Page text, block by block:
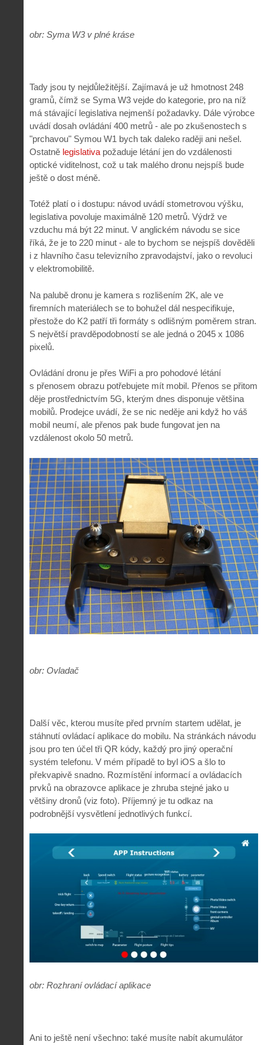
obr: Syma W3 v plné kráse
Tady jsou ty nejdůležitější. Zajímavá je už hmotnost 248
gramů, čímž se Syma W3 vejde do kategorie, pro na níž
má stávající legislativa nejmenší požadavky. Dále výrobce
uvádí dosah ovládání 400 metrů - ale po zkušenostech s
"prchavou" Symou W1 bych tak daleko raději ani nešel.
Ostatně legislativa požaduje létání jen do vzdálenosti
optické viditelnost, což u tak malého dronu nejspíš bude
ještě o dost méně.
Totéž platí o i dostupu: návod uvádí stometrovou výšku,
legislativa povoluje maximálně 120 metrů. Výdrž ve
vzduchu má být 22 minut. V anglickém návodu se sice
říká, že je to 220 minut - ale to bychom se nejspíš dověděli
i z hlavního času televizního zpravodajství, jako o revoluci
v elektromobilitě.
Na palubě dronu je kamera s rozlišením 2K, ale ve
firemních materiálech se to bohužel dál nespecifikuje,
přestože do K2 patří tři formáty s odlišným poměrem stran.
S největší pravděpodobností se ale jedná o 2045 x 1086
pixelů.
Ovládání dronu je přes WiFi a pro pohodové létání
s přenosem obrazu potřebujete mít mobil. Přenos se přitom
děje prostřednictvím 5G, kterým dnes disponuje většina
mobilů. Prodejce uvádí, že se nic neděje ani když ho váš
mobil neumí, ale přenos pak bude fungovat jen na
vzdálenost okolo 50 metrů.
obr: Ovladač
Další věc, kterou musíte před prvním startem udělat, je
stáhnutí ovládací aplikace do mobilu. Na stránkách návodu
jsou pro ten účel tři QR kódy, každý pro jiný operační
systém telefonu. V mém případě to byl iOS a šlo to
překvapivě snadno. Rozmístění informací a ovládacích
prvků na obrazovce aplikace je zhruba stejné jako u
většiny dronů (viz foto). Příjemný je tu odkaz na
podrobnější vysvětlení jednotlivých funkcí.
obr: Rozhraní ovládací aplikace
Ani to ještě není všechno: také musíte nabít akumulátor